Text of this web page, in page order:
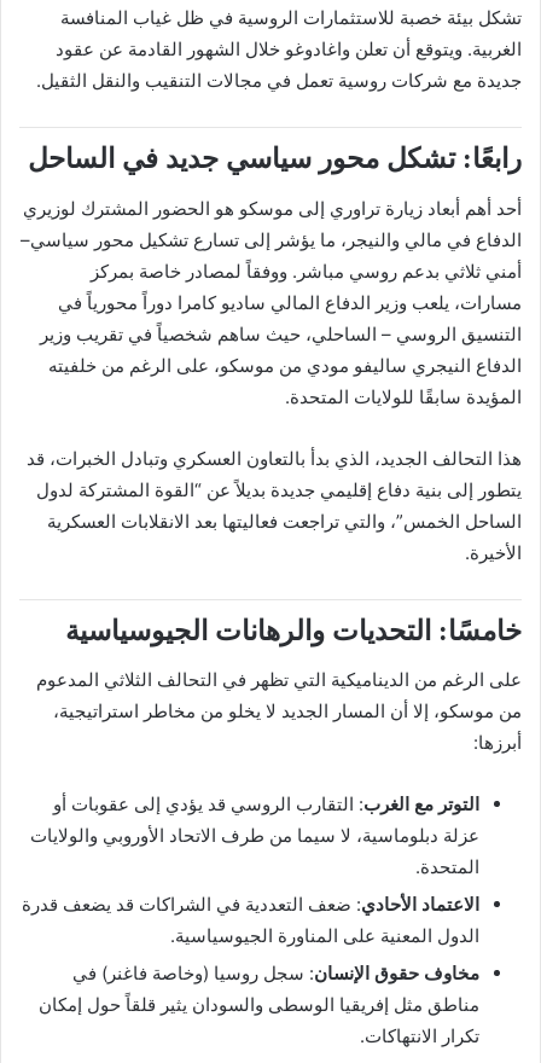
تشكل بيئة خصبة للاستثمارات الروسية في ظل غياب المنافسة
الغربية. ويتوقع أن تعلن واغادوغو خلال الشهور القادمة عن عقود
جديدة مع شركات روسية تعمل في مجالات التنقيب والنقل الثقيل.
رابعًا: تشكل محور سياسي جديد في الساحل
أحد أهم أبعاد زيارة تراوري إلى موسكو هو الحضور المشترك لوزيري
الدفاع في مالي والنيجر، ما يؤشر إلى تسارع تشكيل محور سياسي–
أمني ثلاثي بدعم روسي مباشر. ووفقاً لمصادر خاصة بمركز
مسارات، يلعب وزير الدفاع المالي ساديو كامرا دوراً محورياً في
التنسيق الروسي – الساحلي، حيث ساهم شخصياً في تقريب وزير
الدفاع النيجري ساليفو مودي من موسكو، على الرغم من خلفيته
المؤيدة سابقًا للولايات المتحدة.
هذا التحالف الجديد، الذي بدأ بالتعاون العسكري وتبادل الخبرات، قد
يتطور إلى بنية دفاع إقليمي جديدة بديلاً عن “القوة المشتركة لدول
الساحل الخمس”، والتي تراجعت فعاليتها بعد الانقلابات العسكرية
الأخيرة.
خامسًا: التحديات والرهانات الجيوسياسية
على الرغم من الديناميكية التي تظهر في التحالف الثلاثي المدعوم
من موسكو، إلا أن المسار الجديد لا يخلو من مخاطر استراتيجية،
أبرزها:
التوتر مع الغرب: التقارب الروسي قد يؤدي إلى عقوبات أو
عزلة دبلوماسية، لا سيما من طرف الاتحاد الأوروبي والولايات
المتحدة.
الاعتماد الأحادي: ضعف التعددية في الشراكات قد يضعف قدرة
الدول المعنية على المناورة الجيوسياسية.
مخاوف حقوق الإنسان: سجل روسيا (وخاصة فاغنر) في
مناطق مثل إفريقيا الوسطى والسودان يثير قلقاً حول إمكان
تكرار الانتهاكات.